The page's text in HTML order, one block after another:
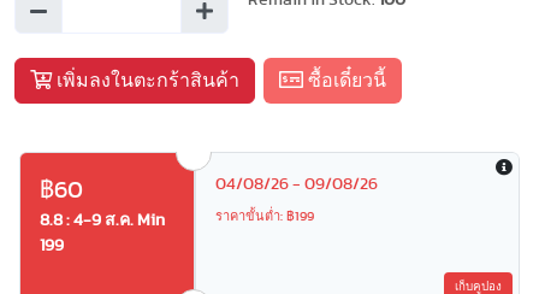
เพิ่มลงในตะกร้าสินค้า ซื้อเดี๋ยวนี้
฿60
8.8 : 4-9 ส.ค. Min
199
04/08/26 - 09/08/26
ราคาขั้นต่ำ: ฿199
เก็บคูปอง